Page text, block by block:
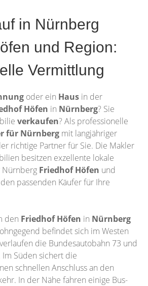
in Nürnberg
und Region:
Vermittlung
oder ein Haus in der
Höfen in Nürnberg? Sie
verkaufen? Als professionelle
für Nürnberg mit langjähriger
richtige Partner für Sie. Die Makler
besitzen exzellente lokale
Nürnberg Friedhof Höfen und
passenden Käufer für Ihre
den Friedhof Höfen in Nürnberg
befindet sich im Westen
die Bundesautobahn 73 und
Süden sichert die
schnellen Anschluss an den
In der Nähe fahren einige Bus-